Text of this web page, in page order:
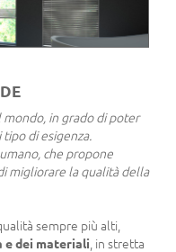
in grado di poter
di esigenza.
che propone
migliorare la qualità della
sempre più alti,
e dei materiali , in stretta